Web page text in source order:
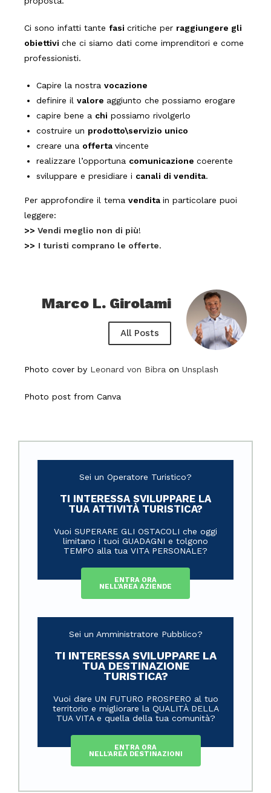
Ci sono infatti tante fasi critiche per raggiungere gli
obiettivi che ci siamo dati come imprenditori e come
professionisti.
Capire la nostra vocazione
definire il valore aggiunto che possiamo erogare
capire bene a chi possiamo rivolgerlo
costruire un prodotto\servizio unico
creare una offerta vincente
realizzare l’opportuna comunicazione coerente
sviluppare e presidiare i canali di vendita.
Per approfondire il tema vendita in particolare puoi
leggere:
>> Vendi meglio non di più!
>> I turisti comprano le offerte.
Marco L. Girolami
All Posts
Photo cover by Leonard von Bibra on Unsplash
Photo post from Canva
Sei un Operatore Turistico?
TI INTERESSA SVILUPPARE LA
TUA ATTIVITÀ TURISTICA?
Vuoi SUPERARE GLI OSTACOLI che oggi
limitano i tuoi GUADAGNI e tolgono
TEMPO alla tua VITA PERSONALE?
ENTRA ORA
NELL'AREA AZIENDE
Sei un Amministratore Pubblico?
TI INTERESSA SVILUPPARE LA
TUA DESTINAZIONE
TURISTICA?
Vuoi dare UN FUTURO PROSPERO al tuo
territorio e migliorare la QUALITÀ DELLA
TUA VITA e quella della tua comunità?
ENTRA ORA
NELL'AREA DESTINAZIONI